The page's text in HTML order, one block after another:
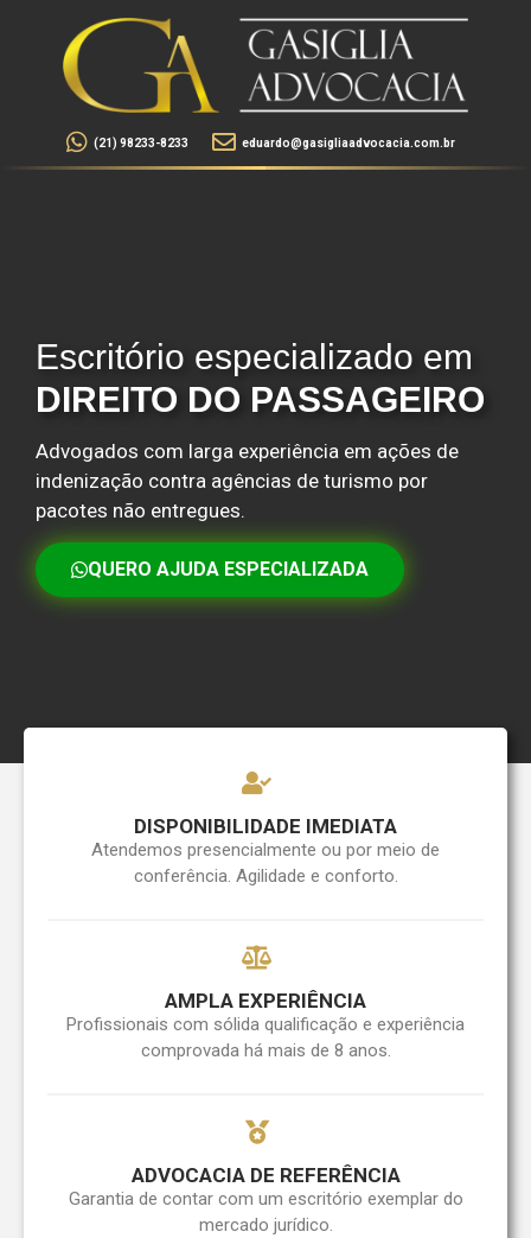
(21) 98233-8233 eduardo@gasigliaadvocacia.com.br
Escritório especializado em
DIREITO DO PASSAGEIRO
Advogados com larga experiência em ações de
indenização contra agências de turismo por
pacotes não entregues.
QUERO AJUDA ESPECIALIZADA
DISPONIBILIDADE IMEDIATA
Atendemos presencialmente ou por meio de
conferência. Agilidade e conforto.
AMPLA EXPERIÊNCIA
Profissionais com sólida qualificação e experiência
comprovada há mais de 8 anos.
ADVOCACIA DE REFERÊNCIA
Garantia de contar com um escritório exemplar do
mercado jurídico.